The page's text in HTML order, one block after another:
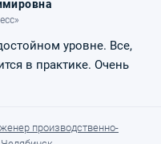
уровне. Все,
в практике. Очень
производственно-